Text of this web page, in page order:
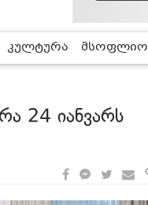
კულტურა მსოფლიო
24 იანვარს